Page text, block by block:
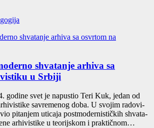
shvatanje arhiva sa
u Srbiji
godi­ne svet je napus­tio Teri Kuk, jedan od
savre­me­nog doba. U svo­jim rado­vi­
pita­njem uti­ca­ja pos­t­mo­der­nis­tič­kih shva­ta­
arhi­vis­ti­ke u teorij­skom i prak­tič­nom…